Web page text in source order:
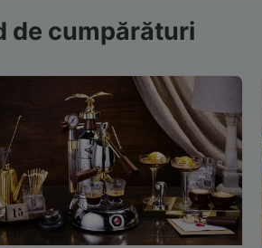
de cumpărături